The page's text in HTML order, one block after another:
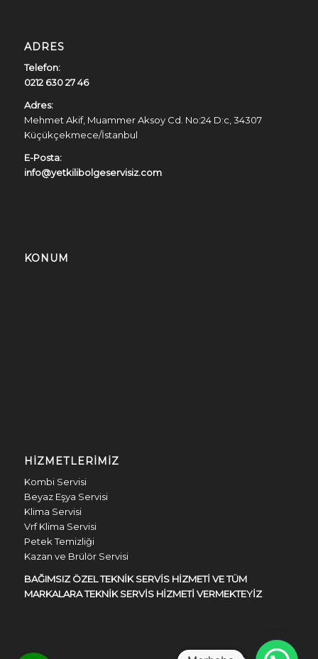
ADRES
Telefon:
0212 630 27 46
Adres:
Mehmet Akif, Muammer Aksoy Cd. No:24 D:c, 34307
Küçükçekmece/İstanbul
E-Posta:
info@yetkilibolgeservisiz.com
KONUM
HIZMETLERIMIZ
Kombi Servisi
Beyaz Eşya Servisi
Klima Servisi
Vrf Klima Servisi
Petek Temizliği
Kazan ve Brülör Servisi
BAĞIMSIZ ÖZEL TEKNİK SERVİS HİZMETİ VE TÜM
MARKALARA TEKNİK SERVİS HİZMETİ VERMEKTEYİZ